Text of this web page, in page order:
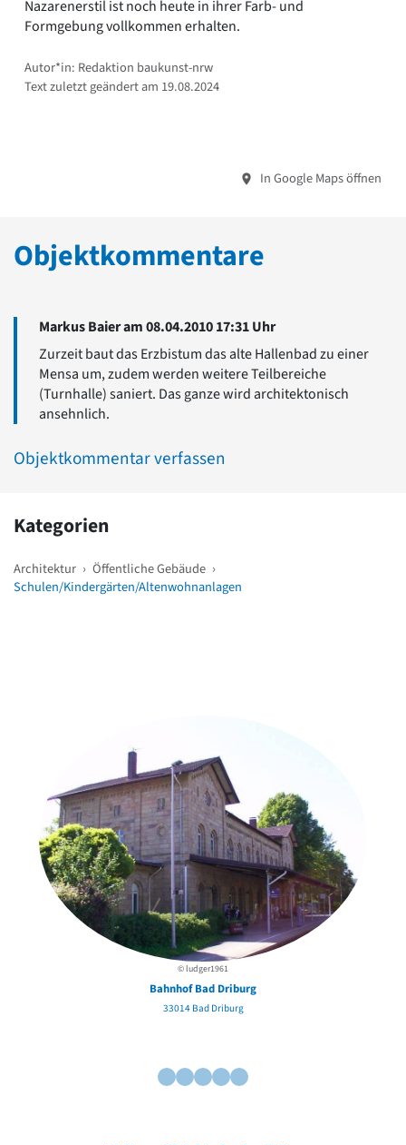
Nazarenerstil ist noch heute in ihrer Farb- und
Formgebung vollkommen erhalten.
Autor*in: Redaktion baukunst-nrw
Text zuletzt geändert am 19.08.2024
In Google Maps öffnen
Objektkommentare
Markus Baier am 08.04.2010 17:31 Uhr
Zurzeit baut das Erzbistum das alte Hallenbad zu einer
Mensa um, zudem werden weitere Teilbereiche
(Turnhalle) saniert. Das ganze wird architektonisch
ansehnlich.
Objektkommentar verfassen
Kategorien
Architektur › Öffentliche Gebäude ›
Schulen/Kindergärten/Altenwohnanlagen
© ludger1961
Bahnhof Bad Driburg
33014 Bad Driburg